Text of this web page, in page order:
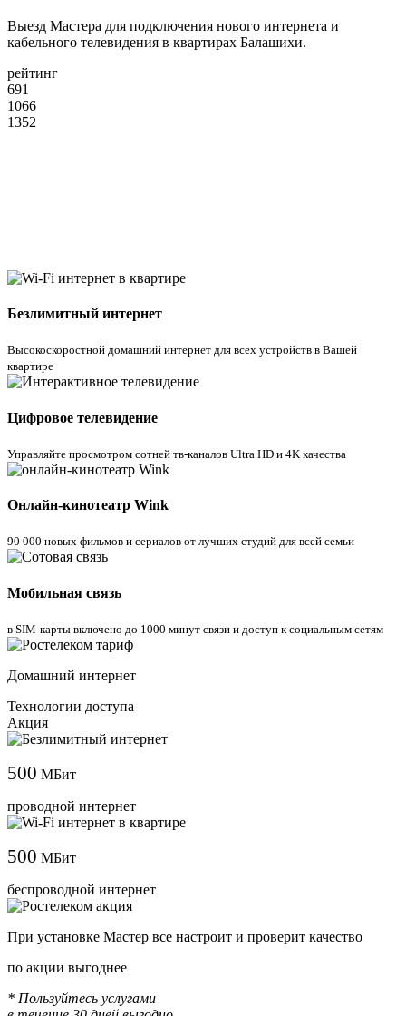
Выезд Мастера для подключения нового интернета и
кабельного телевидения в квартирах Балашихи.
рейтинг
691
1066
1352
Безлимитный интернет
Высокоскоростной домашний интернет для всех устройств в Вашей
квартире
Цифровое телевидение
Управляйте просмотром cотней тв-каналов Ultra HD и 4K качества
Онлайн-кинотеатр Wink
90 000 новых фильмов и сериалов от лучших студий для всей семьи
Мобильная связь
в SIM-карты включено до 1000 минут связи и доступ к социальным сетям
Домашний интернет
Технологии доступа
Акция
500 МБит
проводной интернет
500 МБит
беспроводной интернет
При установке Мастер все настроит и проверит качество
по акции выгоднее
* Пользуйтесь услугами